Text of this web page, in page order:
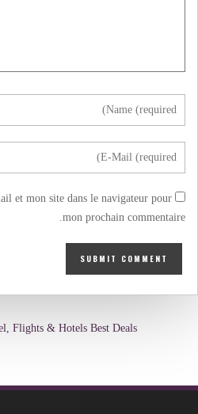
et mon site dans le navigateur pour
mon prochain commentaire.
Flights & Hotels Best Deals